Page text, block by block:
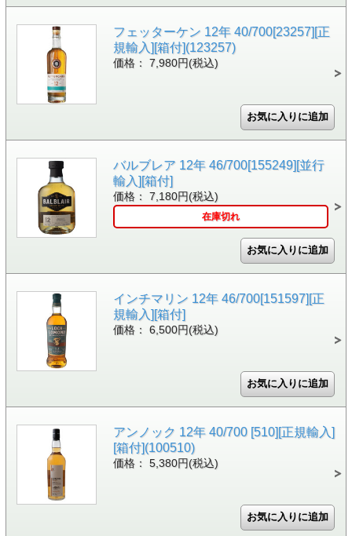
フェッターケン 12年 40/700[23257][正
規輸入][箱付](123257)
価格： 7,980円(税込)
バルブレア 12年 46/700[155249][並行
輸入][箱付]
価格： 7,180円(税込)
在庫切れ
インチマリン 12年 46/700[151597][正
規輸入][箱付]
価格： 6,500円(税込)
アンノック 12年 40/700 [510][正規輸入]
[箱付](100510)
価格： 5,380円(税込)